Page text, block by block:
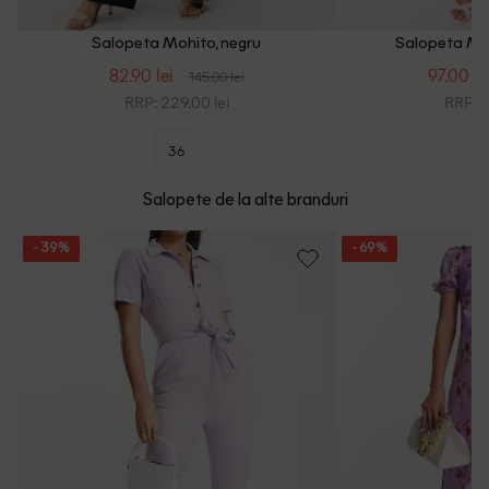
Salopeta Mohito, negru
82.90 lei 145.00 lei
RRP: 229.00 lei
36
Salopeta
97.00
RRP:
Salopete de la alte branduri
- 39% - 69%